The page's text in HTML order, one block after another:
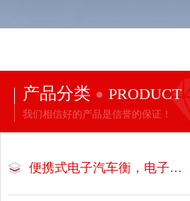
产品分类 PRODUCT
我们相信好的产品是信誉的保证！
便携式电子汽车衡，电子地磅